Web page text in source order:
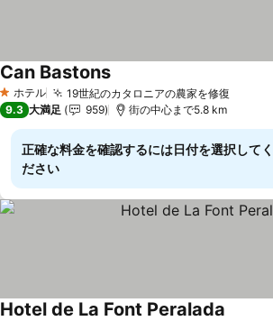
1 ホテルのランク
ホテル 19世紀のカタロニアの農家を修復料金を
Can Bastons料金を表示
9.3 大満足 959 街の中心まで5.8 km
正確な料金を確認するには日付を選択してく
ださい
Hotel de La Font Peralada